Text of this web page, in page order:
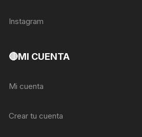
Instagram
🔴MI CUENTA
Mi cuenta
Crear tu cuenta